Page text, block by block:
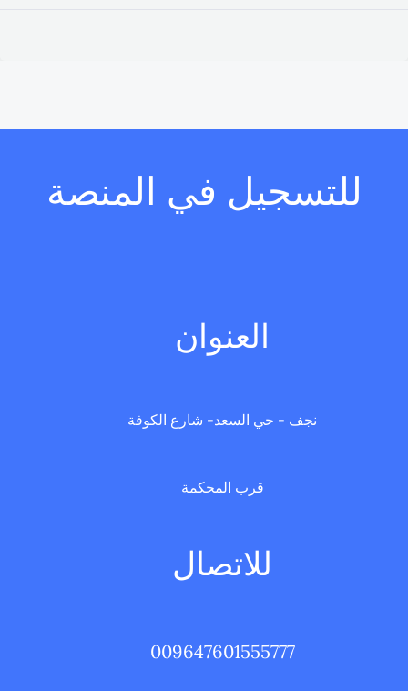
للتسجيل في المنصة
العنوان
نجف - حي السعد- شارع الكوفة
قرب المحكمة
للاتصال
009647601555777